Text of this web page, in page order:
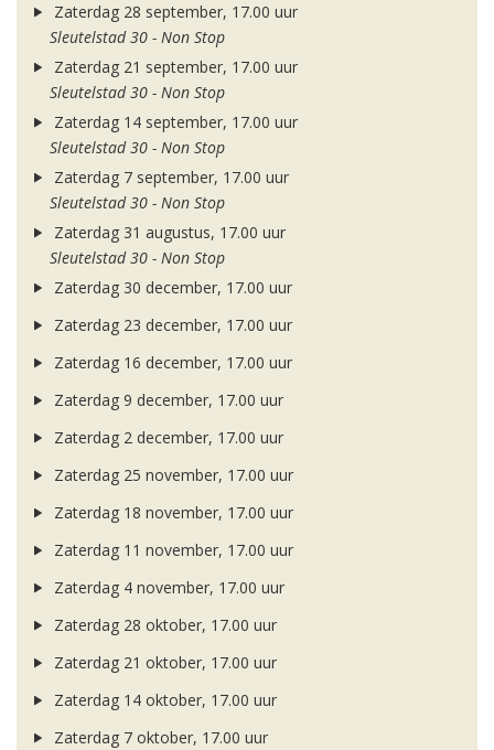
Zaterdag 28 september, 17.00 uur
Sleutelstad 30 - Non Stop
Zaterdag 21 september, 17.00 uur
Sleutelstad 30 - Non Stop
Zaterdag 14 september, 17.00 uur
Sleutelstad 30 - Non Stop
Zaterdag 7 september, 17.00 uur
Sleutelstad 30 - Non Stop
Zaterdag 31 augustus, 17.00 uur
Sleutelstad 30 - Non Stop
Zaterdag 30 december, 17.00 uur
Zaterdag 23 december, 17.00 uur
Zaterdag 16 december, 17.00 uur
Zaterdag 9 december, 17.00 uur
Zaterdag 2 december, 17.00 uur
Zaterdag 25 november, 17.00 uur
Zaterdag 18 november, 17.00 uur
Zaterdag 11 november, 17.00 uur
Zaterdag 4 november, 17.00 uur
Zaterdag 28 oktober, 17.00 uur
Zaterdag 21 oktober, 17.00 uur
Zaterdag 14 oktober, 17.00 uur
Zaterdag 7 oktober, 17.00 uur